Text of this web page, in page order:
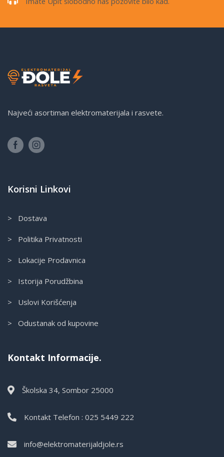
Najveći asortiman elektromaterijala i rasvete.
Korisni Linkovi
> Dostava
> Politika Privatnosti
> Lokacije Prodavnica
> Istorija Porudžbina
> Uslovi Korišćenja
> Odustanak od kupovine
Kontakt Informacije.
Školska 34, Sombor 25000
Kontakt Telefon : 025 5449 222
info@elektromaterijaldjole.rs